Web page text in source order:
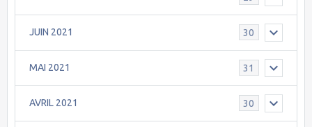
JUIN 2021 30
MAI 2021 31
AVRIL 2021 30